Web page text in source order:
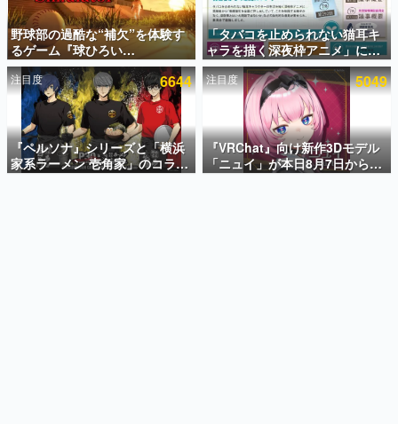
アプリセール情報
インタビュー
連載・特集一覧
殿堂入り記事
SNS拡散数が数千以上！ ページビュー数万以上！ などな
ど。多くの人々に読まれた、電ファミ渾身の“殿堂入り”記
事をまとめました。
野球部の過酷な“補欠”を体験す
るゲーム『球ひろい
Simulator』が「1件」のウィッ
シュリストをもとにチェコ語に
対応しSNSで話題に。『キング
ダム・カム』開発元やチェコの
プロ野球選手から称賛の声
「タバコを止められない猫耳キ
ャラを描く深夜枠アニメ」に視
聴者の一部から批判意見。違法
薬物の使用と思しき描写も含め
て、BPOが議論を交わす
注目度 6644
『ペルソナ』シリーズと「横浜
家系ラーメン 壱角家」のコラボ
が8月21日から開催。”はがく
注目度 5049
『VRChat』向け新作3Dモデル
「ニュイ」が本日8月7日から
BOOTHにて発売。瞳に光る星